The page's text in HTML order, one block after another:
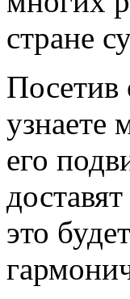
стране
узнаете
его
это